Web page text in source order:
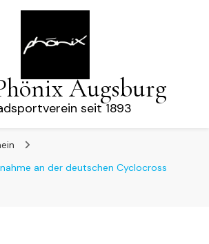
Augsburg
seit 1893
an der deutschen Cyclocross